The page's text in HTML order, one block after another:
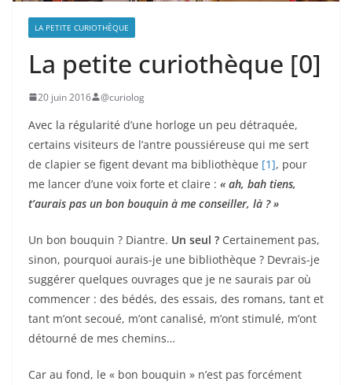
LA PETITE CURIOTHÈQUE
La petite curiothèque [0]
20 juin 2016 @curiolog
Avec la régularité d’une horloge un peu détraquée,
certains visiteurs de l’antre poussiéreuse qui me sert
de clapier se figent devant ma bibliothèque [1], pour
me lancer d’une voix forte et claire : « ah, bah tiens,
t’aurais pas un bon bouquin à me conseiller, là ? »
Un bon bouquin ? Diantre. Un seul ? Certainement pas,
sinon, pourquoi aurais-je une bibliothèque ? Devrais-je
suggérer quelques ouvrages que je ne saurais par où
commencer : des bédés, des essais, des romans, tant et
tant m’ont secoué, m’ont canalisé, m’ont stimulé, m’ont
détourné de mes chemins…
Car au fond, le « bon bouquin » n’est pas forcément